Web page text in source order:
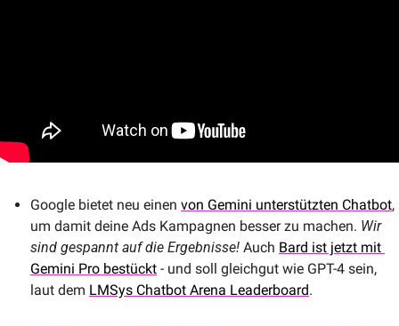
Google bietet neu einen von Gemini unterstützten Chatbot,
um damit deine Ads Kampagnen besser zu machen. Wir
sind gespannt auf die Ergebnisse! Auch Bard ist jetzt mit
Gemini Pro bestückt - und soll gleichgut wie GPT-4 sein,
laut dem LMSys Chatbot Arena Leaderboard.